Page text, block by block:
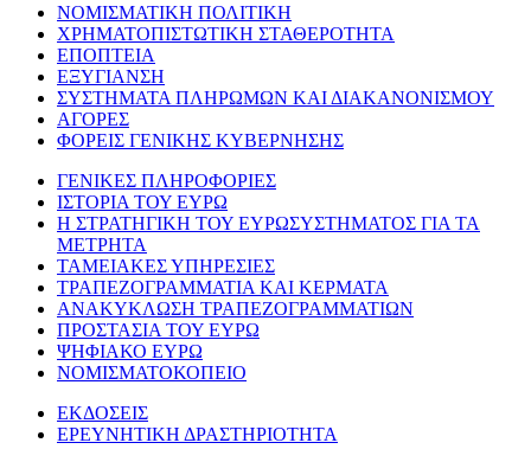
ΝΟΜΙΣΜΑΤΙΚΗ ΠΟΛΙΤΙΚΗ
ΧΡΗΜΑΤΟΠΙΣΤΩΤΙΚΗ ΣΤΑΘΕΡΟΤΗΤΑ
ΕΠΟΠΤΕΙΑ
ΕΞΥΓΙΑΝΣΗ
ΣΥΣΤΗΜΑΤΑ ΠΛΗΡΩΜΩΝ ΚΑΙ ΔΙΑΚΑΝΟΝΙΣΜΟΥ
ΑΓΟΡΕΣ
ΦΟΡΕΙΣ ΓΕΝΙΚΗΣ ΚΥΒΕΡΝΗΣΗΣ
ΓΕΝΙΚΕΣ ΠΛΗΡΟΦΟΡΙΕΣ
ΙΣΤΟΡΙΑ ΤΟΥ ΕΥΡΩ
Η ΣΤΡΑΤΗΓΙΚΗ ΤΟΥ ΕΥΡΩΣΥΣΤΗΜΑΤΟΣ ΓΙΑ ΤΑ
ΜΕΤΡΗΤΑ
ΤΑΜΕΙΑΚΕΣ ΥΠΗΡΕΣΙΕΣ
ΤΡΑΠΕΖΟΓΡΑΜΜΑΤΙΑ ΚΑΙ ΚΕΡΜΑΤΑ
ΑΝΑΚΥΚΛΩΣΗ ΤΡΑΠΕΖΟΓΡΑΜΜΑΤΙΩΝ
ΠΡΟΣΤΑΣΙΑ ΤΟΥ ΕΥΡΩ
ΨΗΦΙΑΚΟ ΕΥΡΩ
ΝΟΜΙΣΜΑΤΟΚΟΠΕΙΟ
ΕΚΔΟΣΕΙΣ
ΕΡΕΥΝΗΤΙΚΗ ΔΡΑΣΤΗΡΙΟΤΗΤΑ